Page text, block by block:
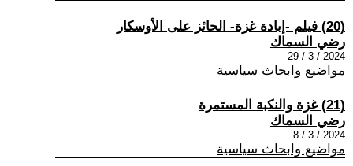
(20) فيلم -إبادة غزة- الحائز على الأوسكار
رضي السماك
2024 / 3 / 29
مواضيع وابحاث سياسية
(21) غزة والنكبة المستمرة
رضي السماك
2024 / 3 / 8
مواضيع وابحاث سياسية